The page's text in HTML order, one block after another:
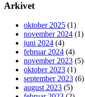
Arkivet
oktober 2025 (1)
november 2024 (1)
juni 2024 (4)
februar 2024 (4)
november 2023 (5)
oktober 2023 (1)
september 2023 (6)
august 2023 (5)